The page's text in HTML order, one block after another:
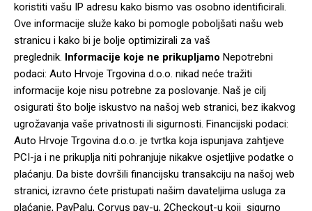
koristiti vašu IP adresu kako bismo vas osobno identificirali.
Ove informacije služe kako bi pomogle poboljšati našu web
stranicu i kako bi je bolje optimizirali za vaš
preglednik. Informacije koje ne prikupljamo Nepotrebni
podaci: Auto Hrvoje Trgovina d.o.o. nikad neće tražiti
informacije koje nisu potrebne za poslovanje. Naš je cilj
osigurati što bolje iskustvo na našoj web stranici, bez ikakvog
ugrožavanja vaše privatnosti ili sigurnosti. Financijski podaci:
Auto Hrvoje Trgovina d.o.o. je tvrtka koja ispunjava zahtjeve
PCI-ja i ne prikuplja niti pohranjuje nikakve osjetljive podatke o
plaćanju. Da biste dovršili financijsku transakciju na našoj web
stranici, izravno ćete pristupati našim davateljima usluga za
plaćanje, PayPalu, Corvus pay-u, 2Checkout-u koji sigurno